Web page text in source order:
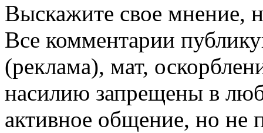
Выскажите свое мнение,
Все комментарии
(реклама), мат,
насилию запрещены в
активное общение, но не